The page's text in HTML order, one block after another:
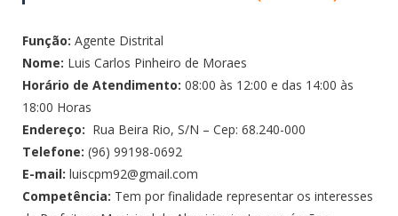
Função: Agente Distrital
Nome: Luis Carlos Pinheiro de Moraes
Horário de Atendimento: 08:00 às 12:00 e das 14:00 às
18:00 Horas
Endereço: Rua Beira Rio, S/N – Cep: 68.240-000
Telefone: (96) 99198-0692
E-mail: luiscpm92@gmail.com
Competência: Tem por finalidade representar os interesses